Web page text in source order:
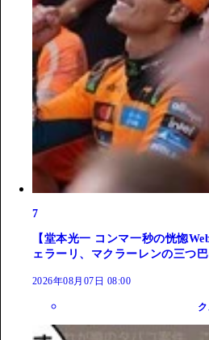
7
【堂本光一 コンマ一秒の恍惚
ェラーリ、マクラーレンの三つ
2026年08月07日 08:00